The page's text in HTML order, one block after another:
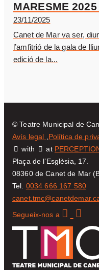
MARESME
23/11/2025
Canet de Mar va ser,
l’amfitrió de la gala de
edició de la...
© Teatre Municipal de
Avís legal
Política de
with
at
Plaça de l’Esglèsia, 17.
08360 de Canet de Mar
Tel. 0034 666 167 580
Segueix-nos a